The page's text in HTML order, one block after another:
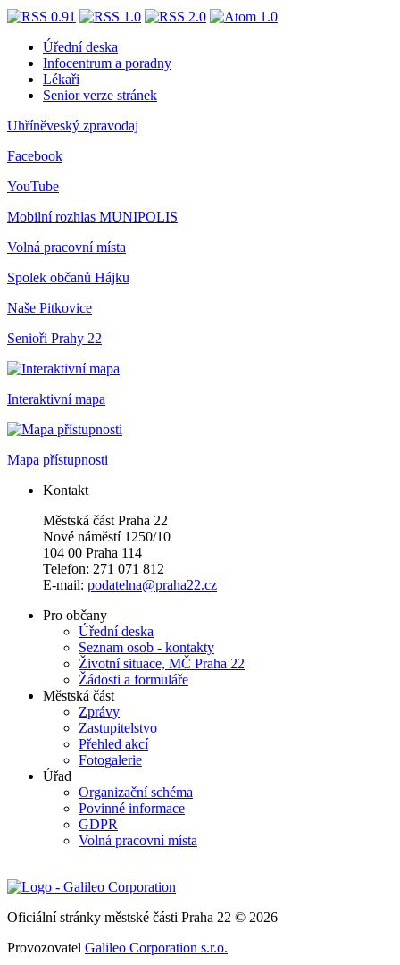
Úřední deska
Infocentrum a poradny
Lékaři
Senior verze stránek
Uhříněveský zpravodaj
Facebook
YouTube
Mobilní rozhlas MUNIPOLIS
Volná pracovní místa
Spolek občanů Hájku
Naše Pitkovice
Senioři Prahy 22
Interaktivní mapa
Mapa přístupnosti
Kontakt
Městská část Praha 22
Nové náměstí 1250/10
104 00 Praha 114
Telefon: 271 071 812
E-mail: podatelna@praha22.cz
Pro občany
Úřední deska
Seznam osob - kontakty
Životní situace, MČ Praha 22
Žádosti a formuláře
Městská část
Zprávy
Zastupitelstvo
Přehled akcí
Fotogalerie
Úřad
Organizační schéma
Povinné informace
GDPR
Volná pracovní místa
Oficiální stránky městské části Praha 22 © 2026
Provozovatel Galileo Corporation s.r.o.